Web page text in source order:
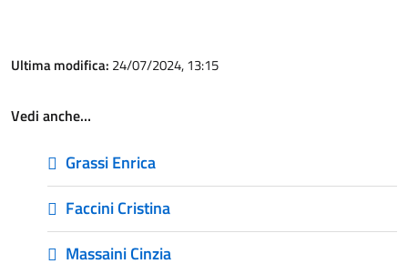
Ultima modifica: 24/07/2024, 13:15
Vedi anche…
Grassi Enrica
Faccini Cristina
Massaini Cinzia